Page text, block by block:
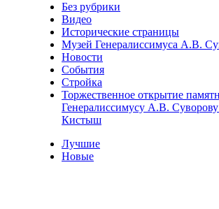
Без рубрики
Видео
Исторические страницы
Музей Генералиссимуса А.В.
Новости
События
Стройка
Торжественное открытие
Генералиссимусу А.В. Суворову
Кистыш
Лучшие
Новые